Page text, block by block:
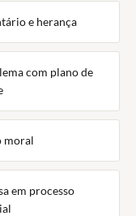
e herança
com plano de
moral
em processo